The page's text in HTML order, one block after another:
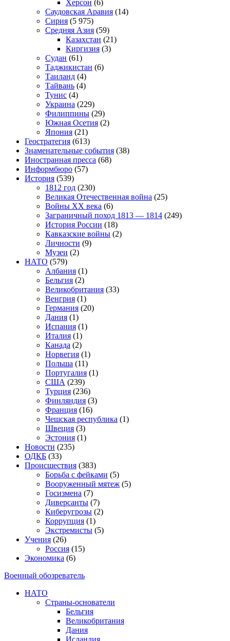
Херсон (6)
Саудовская Аравия (14)
Сирия (5 975)
Средняя Азия (59)
Казахстан (21)
Киргизия (3)
Судан (61)
Таджикистан (6)
Таиланд (4)
Тайвань (4)
Тунис (4)
Украина (229)
Филиппины (29)
Южная Осетия (2)
Япония (21)
Геостратегия (613)
Знаменательные события (38)
Иностранная пресса (68)
Информбюро (57)
История (539)
1812 год (230)
Великая Отечественная война (25)
Войны XX века (6)
Заграничный поход 1813 — 1814 (249)
История России (18)
Кавказские войны (2)
Личности (9)
Музеи (2)
НАТО (579)
Албания (1)
Бельгия (2)
Великобритания (33)
Венгрия (1)
Германия (20)
Дания (1)
Испания (1)
Италия (1)
Канада (2)
Норвегия (1)
Польша (11)
Португалия (1)
США (239)
Турция (236)
Финляндия (3)
Франция (16)
Чешская республика (1)
Швеция (3)
Эстония (1)
Новости (235)
ОДКБ (33)
Происшествия (383)
Борьба с фейками (5)
Вооруженный мятеж (5)
Госизмена (7)
Диверсанты (7)
Киберугрозы (2)
Коррупция (1)
Экстремисты (5)
Учения (26)
Россия (15)
Экономика (6)
Военный обозреватель
НАТО
Страны-основатели
Бельгия
Великобритания
Дания